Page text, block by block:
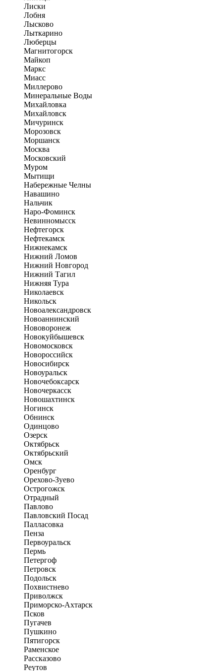
Лиски
Лобня
Лысково
Лыткарино
Люберцы
Магнитогорск
Майкоп
Маркс
Миасс
Миллерово
Минеральные Воды
Михайловка
Михайловск
Мичуринск
Морозовск
Моршанск
Москва
Московский
Муром
Мытищи
Набережные Челны
Навашино
Нальчик
Наро-Фоминск
Невинномысск
Нефтегорск
Нефтекамск
Нижнекамск
Нижний Ломов
Нижний Новгород
Нижний Тагил
Нижняя Тура
Николаевск
Никольск
Новоалександровск
Новоаннинский
Нововоронеж
Новокуйбышевск
Новомосковск
Новороссийск
Новосибирск
Новоуральск
Новочебоксарск
Новочеркасск
Новошахтинск
Ногинск
Обнинск
Одинцово
Озерск
Октябрьск
Октябрьский
Омск
Оренбург
Орехово-Зуево
Острогожск
Отрадный
Павлово
Павловский Посад
Палласовка
Пенза
Первоуральск
Пермь
Петергоф
Петровск
Подольск
Похвистнево
Приволжск
Приморско-Ахтарск
Псков
Пугачев
Пушкино
Пятигорск
Раменское
Рассказово
Реутов